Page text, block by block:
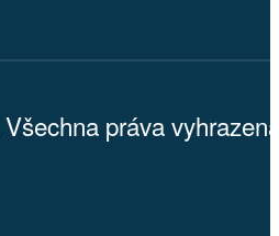
práva